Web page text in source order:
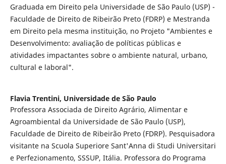
Graduada em Direito pela Universidade de São Paulo (USP) -
Faculdade de Direito de Ribeirão Preto (FDRP) e Mestranda
em Direito pela mesma instituição, no Projeto "Ambientes e
Desenvolvimento: avaliação de políticas públicas e
atividades impactantes sobre o ambiente natural, urbano,
cultural e laboral".
Flavia Trentini, Universidade de São Paulo
Professora Associada de Direito Agrário, Alimentar e
Agroambiental da Universidade de São Paulo (USP),
Faculdade de Direito de Ribeirão Preto (FDRP). Pesquisadora
visitante na Scuola Superiore Sant'Anna di Studi Universitari
e Perfezionamento, SSSUP, Itália. Professora do Programa